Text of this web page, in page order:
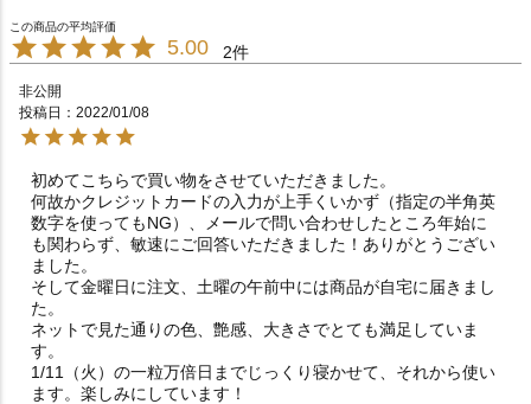
5.00 2
非公開
投稿日
2022/01/08
初めてこちらで買い物をさせていただきました。
何故かクレジットカードの入力が上手くいかず（指定の半角英
数字を使ってもNG）、メールで問い合わせしたところ年始に
も関わらず、敏速にご回答いただきました！ありがとうござい
ました。
そして金曜日に注文、土曜の午前中には商品が自宅に届きまし
た。
ネットで見た通りの色、艶感、大きさでとても満足していま
す。
1/11（火）の一粒万倍日までじっくり寝かせて、それから使い
ます。楽しみにしています！